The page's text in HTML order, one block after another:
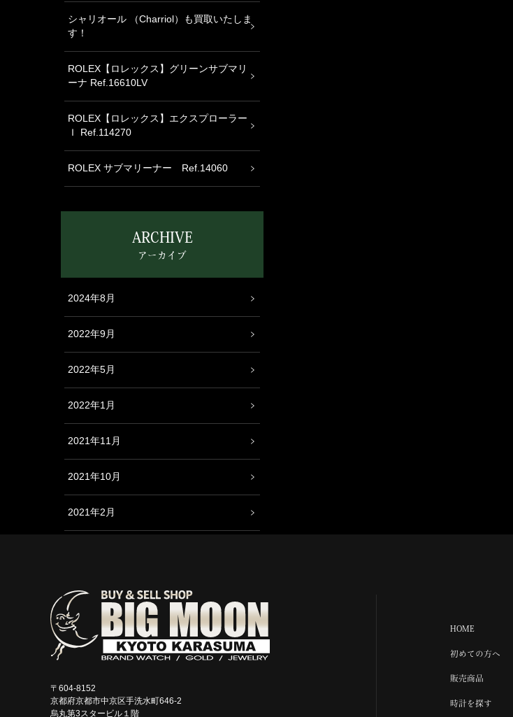
シャリオール （Charriol）も買取いたしま
す！
ROLEX【ロレックス】グリーンサブマリ
ーナ Ref.16610LV
ROLEX【ロレックス】エクスプローラー
Ｉ Ref.114270
ROLEX サブマリーナー Ref.14060
ARCHIVE
アーカイブ
2024年8月
2022年9月
2022年5月
2022年1月
2021年11月
2021年10月
2021年2月
HOME
初めての方へ
販売商品
時計を探す
〒604-8152
京都府京都市中京区手洗水町646-2
烏丸第3スタービル１階